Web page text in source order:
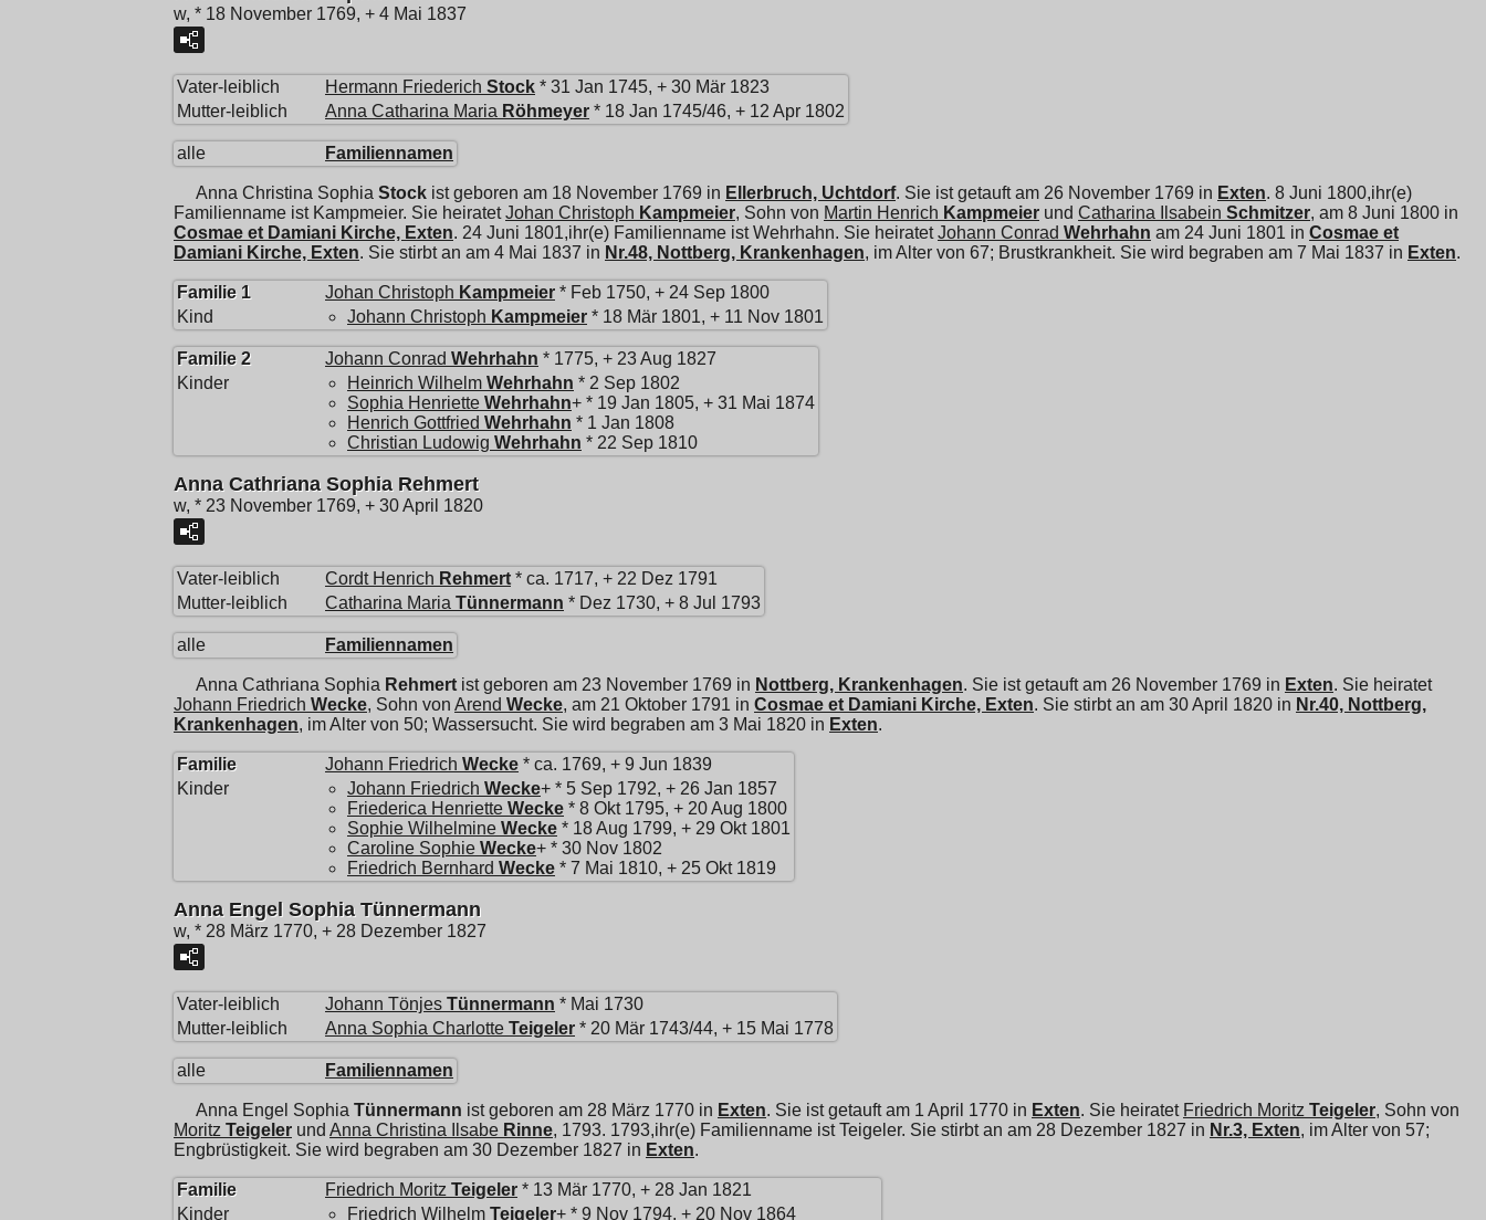
w, * 18 November 1769, + 4 Mai 1837
Vater-leiblich Hermann Friederich Stock * 31 Jan 1745, + 30 Mär 1823
Mutter-leiblich
Anna Catharina Maria Röhmeyer * 18 Jan 1745/46, + 12 Apr 1802
alle Familiennamen
Anna Christina Sophia Stock ist geboren am 18 November 1769 in Ellerbruch, Uchtdorf. Sie ist getauft am 26 November 1769 in Exten. 8 Juni 1800,ihr(e)
Familienname ist Kampmeier. Sie heiratetJohan Christoph Kampmeier, Sohn von Martin Henrich Kampmeier und Catharina Ilsabein Schmitzer, am 8 Juni 1800 in
Cosmae et Damiani Kirche, Exten. 24 Juni 1801,ihr(e) Familienname ist Wehrhahn. Sie heiratetJohann Conrad Wehrhahn am 24 Juni 1801 in Cosmae et
Damiani Kirche, Exten. Sie stirbt an am 4 Mai 1837 in Nr.48, Nottberg, Krankenhagen, im Alter von 67; Brustkrankheit. Sie wird begraben am 7 Mai 1837 in Exten.
Familie 1 Johan Christoph Kampmeier * Feb 1750, + 24 Sep 1800
Kind
Johann Christoph Kampmeier * 18 Mär 1801, + 11 Nov 1801
Familie 2 Johann Conrad Wehrhahn * 1775, + 23 Aug 1827
Kinder
Heinrich Wilhelm Wehrhahn * 2 Sep 1802
Sophia Henriette Wehrhahn+ * 19 Jan 1805, + 31 Mai 1874
Henrich Gottfried Wehrhahn * 1 Jan 1808
Christian Ludowig Wehrhahn * 22 Sep 1810
Anna Cathriana Sophia Rehmert
w, * 23 November 1769, + 30 April 1820
Vater-leiblich Cordt Henrich Rehmert * ca. 1717, + 22 Dez 1791
Mutter-leiblich
Catharina Maria Tünnermann * Dez 1730, + 8 Jul 1793
alle Familiennamen
Anna Cathriana Sophia Rehmert ist geboren am 23 November 1769 in Nottberg, Krankenhagen. Sie ist getauft am 26 November 1769 in Exten. Sie heiratet
Johann Friedrich Wecke, Sohn von Arend Wecke, am 21 Oktober 1791 in Cosmae et Damiani Kirche, Exten. Sie stirbt an am 30 April 1820 in Nr.40, Nottberg,
Krankenhagen, im Alter von 50; Wassersucht. Sie wird begraben am 3 Mai 1820 in Exten.
Familie Johann Friedrich Wecke * ca. 1769, + 9 Jun 1839
Kinder
Johann Friedrich Wecke+ * 5 Sep 1792, + 26 Jan 1857
Friederica Henriette Wecke * 8 Okt 1795, + 20 Aug 1800
Sophie Wilhelmine Wecke * 18 Aug 1799, + 29 Okt 1801
Caroline Sophie Wecke+ * 30 Nov 1802
Friedrich Bernhard Wecke * 7 Mai 1810, + 25 Okt 1819
Anna Engel Sophia Tünnermann
w, * 28 März 1770, + 28 Dezember 1827
Vater-leiblich Johann Tönjes Tünnermann * Mai 1730
Mutter-leiblich
Anna Sophia Charlotte Teigeler * 20 Mär 1743/44, + 15 Mai 1778
alle Familiennamen
Anna Engel Sophia Tünnermann ist geboren am 28 März 1770 in Exten. Sie ist getauft am 1 April 1770 in Exten. Sie heiratet Friedrich Moritz Teigeler, Sohn von
Moritz Teigeler und Anna Christina Ilsabe Rinne, 1793. 1793,ihr(e) Familienname ist Teigeler. Sie stirbt an am 28 Dezember 1827 in Nr.3, Exten, im Alter von 57;
Engbrüstigkeit. Sie wird begraben am 30 Dezember 1827 in Exten.
Familie Friedrich Moritz Teigeler * 13 Mär 1770, + 28 Jan 1821
Kinder
Friedrich Wilhelm Teigeler+ * 9 Nov 1794, + 20 Nov 1864